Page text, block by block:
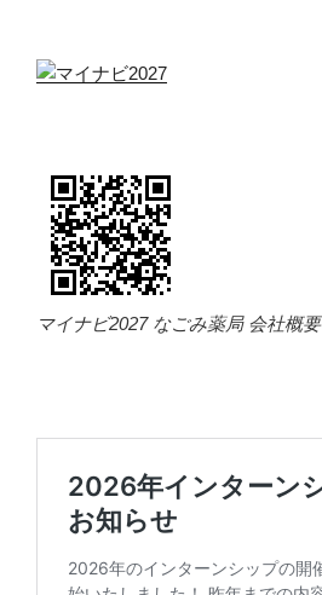
マイナビ2027 なごみ薬局 会社概要